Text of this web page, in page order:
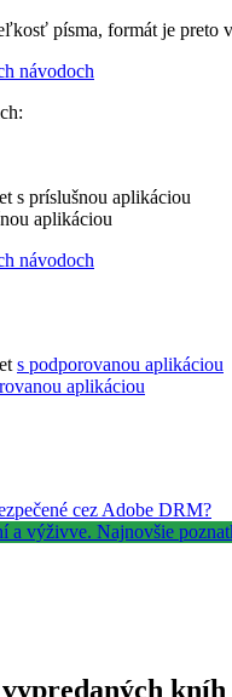
písma, formát je preto
návodoch
s príslušnou aplikáciou
aplikáciou
návodoch
s podporovanou aplikáciou
aplikáciou
cez Adobe DRM?